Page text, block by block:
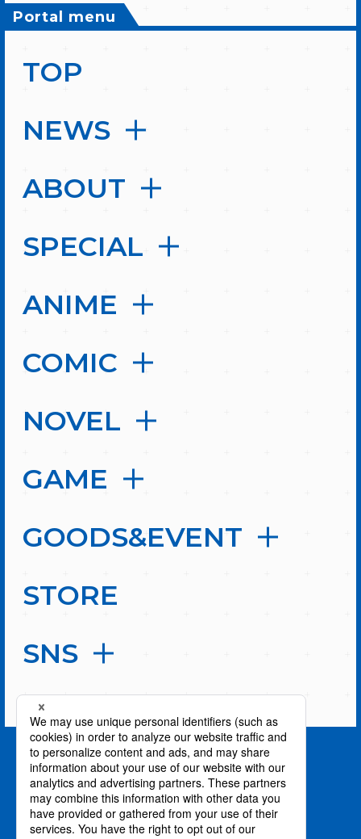
Portal menu
TOP
NEWS
ABOUT
SPECIAL
ANIME
COMIC
NOVEL
GAME
GOODS&EVENT
STORE
SNS
PAGE TOP